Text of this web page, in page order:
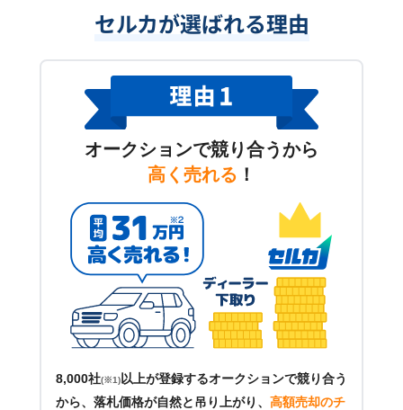
セルカが選ばれる理由
オークションで競り合うから
高く売れる ！
8,000社(※1) 以上が登録するオークションで競り合う
から、落札価格が自然と吊り上がり、 高額売却のチ